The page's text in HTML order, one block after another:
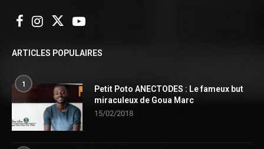
ARTICLES POPULAIRES
1
Petit Poto ANECTODES : Le fameux but
miraculeux de Goua Marc
15/02/2018